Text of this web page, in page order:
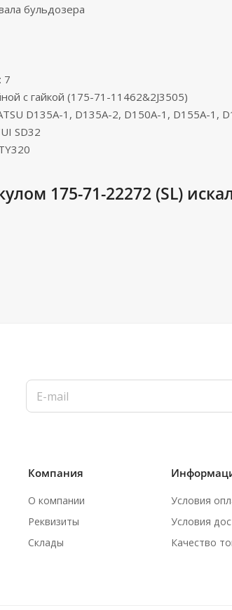
бульдозера
7
с гайкой (175-71-11462&2J3505)
D135A-1, D135A-2, D150A-1, D155A-1,
175-71-22272 (SL)
Компания
О компании
Реквизиты
Склады
Условия
Условия
Качество